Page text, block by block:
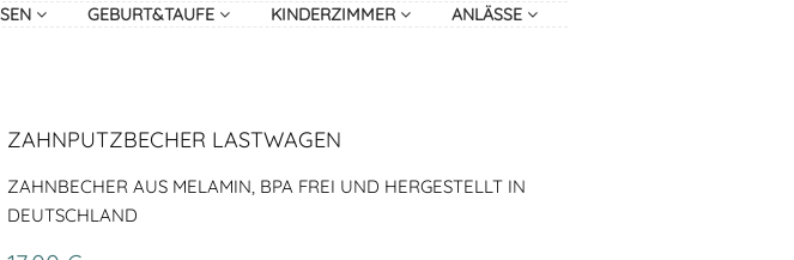
GEBURT&TAUFE KINDERZIMMER ANLÄSSE
ZAHNPUTZBECHER LASTWAGEN
ZAHNBECHER AUS MELAMIN, BPA FREI UND HERGESTELLT IN
DEUTSCHLAND